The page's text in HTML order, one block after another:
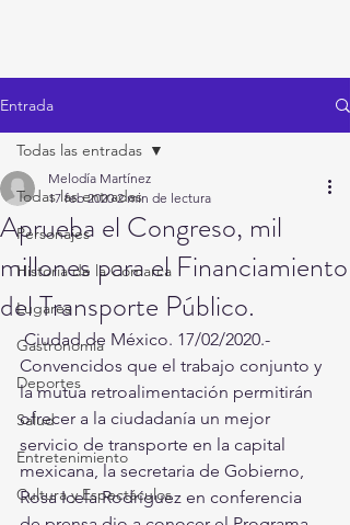
Entrada
Todas las entradas
Personajes
Historia de la Comarca
Lugares
Gastronomía
Deportes
Salud
Entretenimiento
Cultura y Espectáculos
Todas las entradas
Aprueba el Congreso, mil
millones para el Financiamiento
del Transporte Público.
Melodía Martínez
17 feb 2020 2 min de lectura
Ciudad de México. 17/02/2020.-
Convencidos que el trabajo conjunto y
la mutua retroalimentación permitirán
ofrecer a la ciudadanía un mejor
servicio de transporte en la capital
mexicana, la secretaria de Gobierno,
Rosa Icela Rodríguez en conferencia